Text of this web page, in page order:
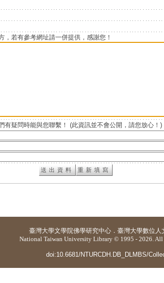
，若有參考網址請一併提供，感謝您！
有疑問時能與您聯繫！ (此資訊並不會公開，請您放心！)
臺灣大學文學院佛學研究中心 ． 臺灣大學數位人
National Taiwan University Library © 1995 - 2026. All
doi:10.6681/NTURCDH.DB_DLMBS/